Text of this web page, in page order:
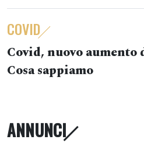
COVID
Covid, nuovo aumento
Cosa sappiamo
ANNUNCI